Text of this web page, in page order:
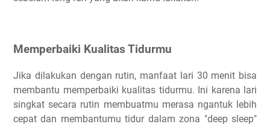
Memperbaiki Kualitas Tidurmu
Jika dilakukan dengan rutin, manfaat lari 30 menit bisa
membantu memperbaiki kualitas tidurmu. Ini karena lari
singkat secara rutin membuatmu merasa ngantuk lebih
cepat dan membantumu tidur dalam zona "deep sleep"